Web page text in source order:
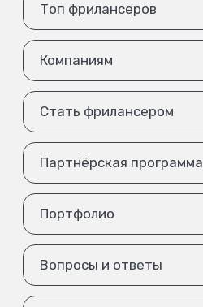
Топ фрилансеров
Компаниям
Стать фрилансером
Партнёрская программа
Портфолио
Вопросы и ответы